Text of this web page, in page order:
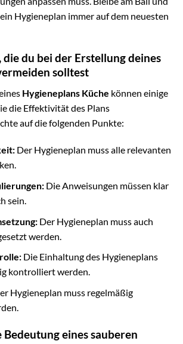
Hygieneplan immer auf dem neuesten
die du bei der Erstellung deines
solltest
Hygieneplans Küche können einige
die Effektivität des Plans
auf die folgenden Punkte:
Der Hygieneplan muss alle relevanten
Die Anweisungen müssen klar
sein.
Der Hygieneplan muss auch
werden.
Die Einhaltung des Hygieneplans
kontrolliert werden.
Hygieneplan muss regelmäßig
eines sauberen